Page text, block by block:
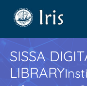
SISSA
LIBRARY